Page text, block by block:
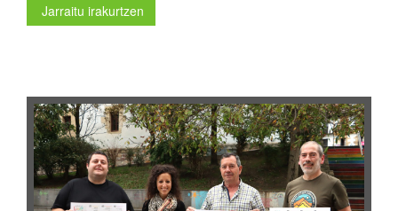
Jarraitu irakurtzen